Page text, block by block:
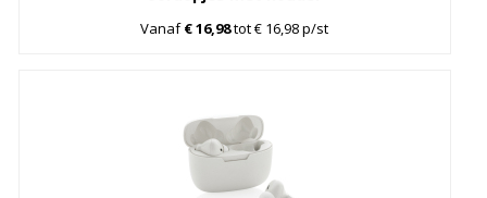
Vanaf€ 16,98tot € 16,98 p/st